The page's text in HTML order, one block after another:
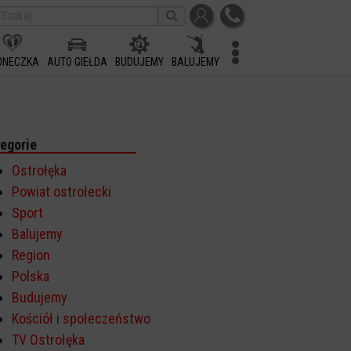
AUTO GIEŁDA BUDUJEMY BALUJEMY
Ostrołęka
Powiat ostrołecki
Sport
Balujemy
Region
Polska
Budujemy
Kościół i społeczeństwo
TV Ostrołęka